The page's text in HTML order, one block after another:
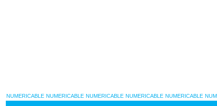
NUMERICABLE NUMERICABLE NUMERICABLE NUMERICABLE NUMERICABLE